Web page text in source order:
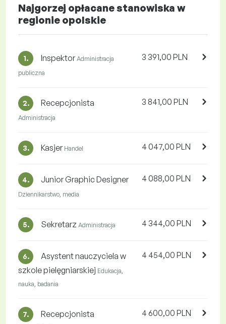
Najgorzej opłacane stanowiska w
regionie opolskie
1. Inspektor Administracja
publiczna
3 391,00 PLN
2. Recepcjonista
Administracja
3 841,00 PLN
3. Kasjer Handel 4 047,00 PLN
4. Junior Graphic Designer
Dziennikarstwo, media
4 088,00 PLN
5. Sekretarz Administracja 4 344,00 PLN
6.
Asystent nauczyciela w
szkole pielęgniarskiej Edukacja,
nauka, badania
4 454,00 PLN
7. Recepcjonista 4 600,00 PLN